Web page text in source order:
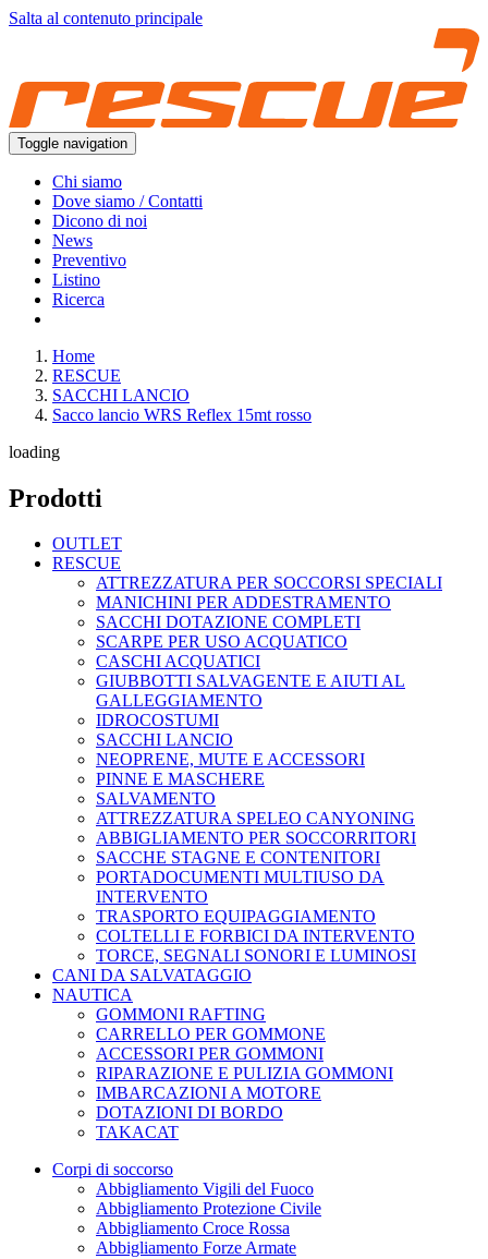
Salta al contenuto principale
Toggle navigation
Chi siamo
Dove siamo / Contatti
Dicono di noi
News
Preventivo
Listino
Ricerca
Home
RESCUE
SACCHI LANCIO
Sacco lancio WRS Reflex 15mt rosso
loading
Prodotti
OUTLET
RESCUE
ATTREZZATURA PER SOCCORSI SPECIALI
MANICHINI PER ADDESTRAMENTO
SACCHI DOTAZIONE COMPLETI
SCARPE PER USO ACQUATICO
CASCHI ACQUATICI
GIUBBOTTI SALVAGENTE E AIUTI AL
GALLEGGIAMENTO
IDROCOSTUMI
SACCHI LANCIO
NEOPRENE, MUTE E ACCESSORI
PINNE E MASCHERE
SALVAMENTO
ATTREZZATURA SPELEO CANYONING
ABBIGLIAMENTO PER SOCCORRITORI
SACCHE STAGNE E CONTENITORI
PORTADOCUMENTI MULTIUSO DA
INTERVENTO
TRASPORTO EQUIPAGGIAMENTO
COLTELLI E FORBICI DA INTERVENTO
TORCE, SEGNALI SONORI E LUMINOSI
CANI DA SALVATAGGIO
NAUTICA
GOMMONI RAFTING
CARRELLO PER GOMMONE
ACCESSORI PER GOMMONI
RIPARAZIONE E PULIZIA GOMMONI
IMBARCAZIONI A MOTORE
DOTAZIONI DI BORDO
TAKACAT
Corpi di soccorso
Abbigliamento Vigili del Fuoco
Abbigliamento Protezione Civile
Abbigliamento Croce Rossa
Abbigliamento Forze Armate